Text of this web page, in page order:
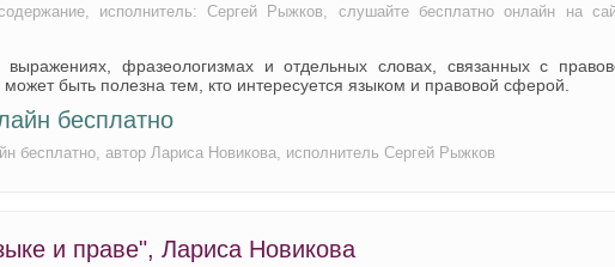
исполнитель: Сергей Рыжков, слушайте бесплатно онлайн на
фразеологизмах и отдельных словах, связанных с
быть полезна тем, кто интересуется языком и правовой сферой.
бесплатно
бесплатно, автор Лариса Новикова, исполнитель Сергей Рыжков
и праве", Лариса Новикова